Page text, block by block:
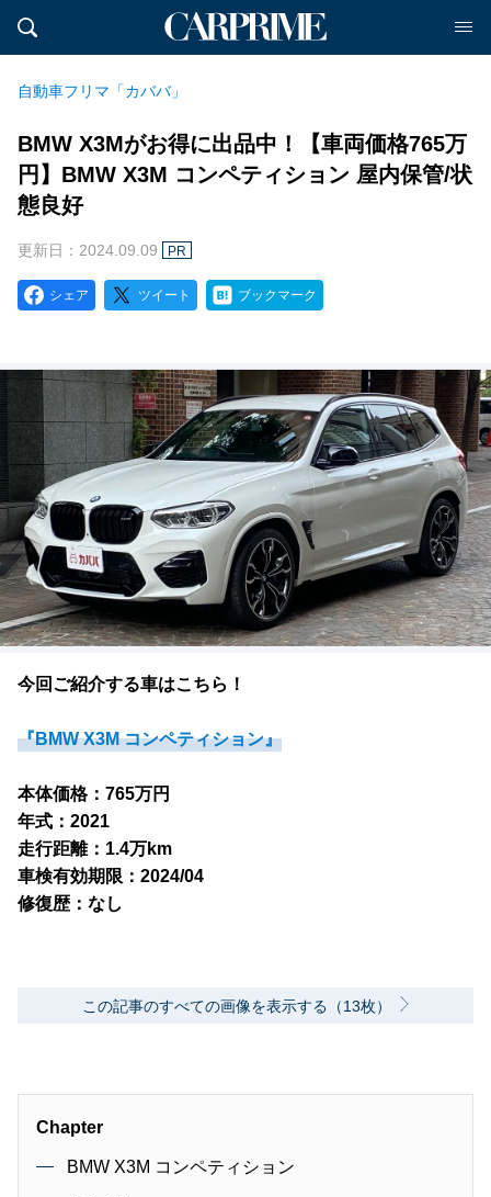
自動車フリマ「カババ」
BMW X3Mがお得に出品中！【車両価格765万
円】BMW X3M コンペティション 屋内保管/状
態良好
更新日：2024.09.09 PR
シェア ツイート ブックマーク
今回ご紹介する車はこちら！
『BMW X3M コンペティション』
本体価格：765万円
年式：2021
走行距離：1.4万km
車検有効期限：2024/04
修復歴：なし
この記事のすべての画像を表示する（13枚）
Chapter
BMW X3M コンペティション